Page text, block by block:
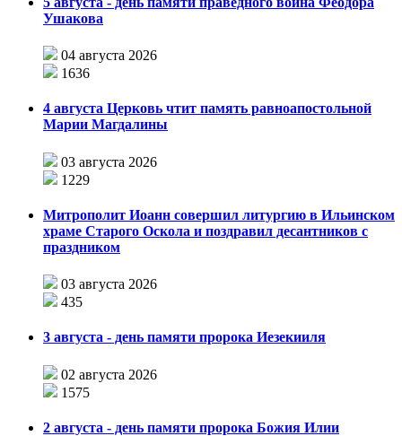
Ушакова
04 августа 2026
1636
4 августа Церковь чтит память равноапостольной
Марии Магдалины
03 августа 2026
1229
Митрополит Иоанн совершил литургию в Ильинском
храме Старого Оскола и поздравил десантников с
праздником
03 августа 2026
435
3 августа - день памяти пророка Иезекииля
02 августа 2026
1575
2 августа - день памяти пророка Божия Илии